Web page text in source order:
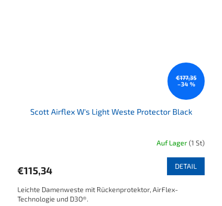
€177,35
–34 %
Scott Airflex W's Light Weste Protector Black
Die durchschnittliche Produktbewertung ist 5,0 von 5 Sternen.
Auf Lager(1 St)
€115,34 DETAIL
Leichte Damenweste mit Rückenprotektor, AirFlex-
Technologie und D3O®.